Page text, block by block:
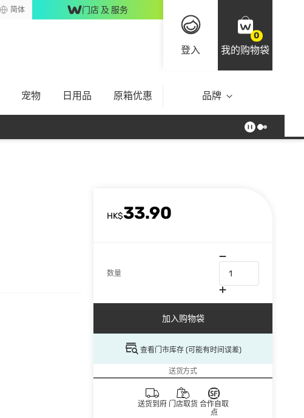
简体 门店 及 服务
登入
0
我的购物袋
宠物 日用品 原箱优惠 品牌
HK$33.90
数量
加入购物袋
查看门市库存 (可能有时间误差)
送货方式
送货到府 门店取货 合作自取
点